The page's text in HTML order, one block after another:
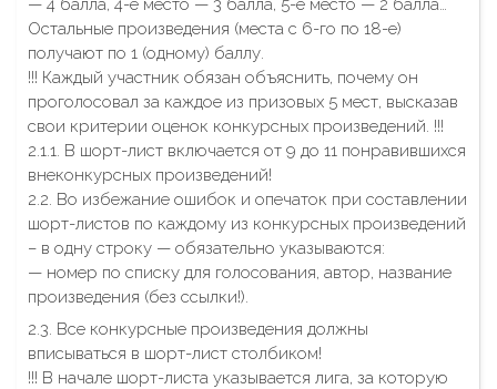
Остальные произведения (места с 6-го по 18-е)
получают по 1 (одному) баллу.
!!! Каждый участник обязан объяснить, почему он
проголосовал за каждое из призовых 5 мест, высказав
свои критерии оценок конкурсных произведений. !!!
2.1.1. В шорт-лист включается от 9 до 11 понравившихся
внеконкурсных произведений!
2.2. Во избежание ошибок и опечаток при составлении
шорт-листов по каждому из конкурсных произведений
– в одну строку — обязательно указываются:
— номер по списку для голосования, автор, название
произведения (без ссылки!).
2.3. Все конкурсные произведения должны
вписываться в шорт-лист столбиком!
!!! В начале шорт-листа указывается лига, за которую